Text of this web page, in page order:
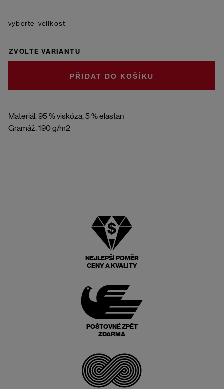
Materiál: 95 % viskóza, 5 % elastan
Gramáž: 190 g/m2
velikost
ZVOLTE VARIANTU
DO KOŠÍKU
NEJLEPŠÍ POMĚR
CENY A KVALITY
POŠTOVNÉ ZPĚT
ZDARMA